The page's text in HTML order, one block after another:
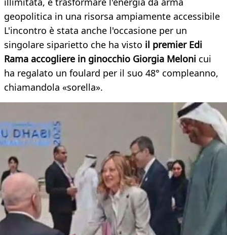
geopolitica in una risorsa ampiamente accessibile
L'incontro è stata anche l'occasione per un
singolare siparietto che ha visto il premier Edi
Rama accogliere in ginocchio Giorgia Meloni cui
ha regalato un foulard per il suo 48° compleanno,
chiamandola «sorella».